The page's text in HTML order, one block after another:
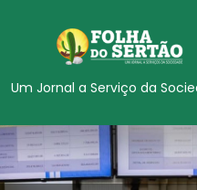
Um Jornal a Serviço da